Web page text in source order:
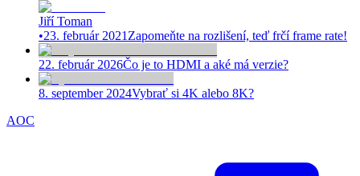
Jiří Toman
•23. február 2021 Zapomeňte na rozlišení, teď frčí frame rate!
22. február 2026Čo je to HDMI a aké má verzie?
8. september 2024Vybrať si 4K alebo 8K?
AOC